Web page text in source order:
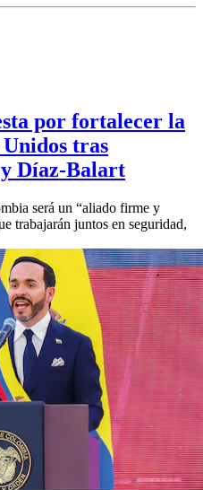
por fortalecer la
tras
y Díaz-Balart
será un “aliado firme y
trabajarán juntos en seguridad,